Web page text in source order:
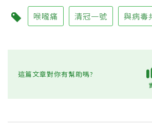
喉嚨痛 清冠一號 與病毒
這篇文章對你有幫助嗎?